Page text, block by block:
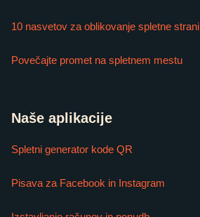
10 nasvetov za oblikovanje spletne strani
Povečajte promet na spletnem mestu
Naše aplikacije
Spletni generator kode QR
Pisava za Facebook in Instagram